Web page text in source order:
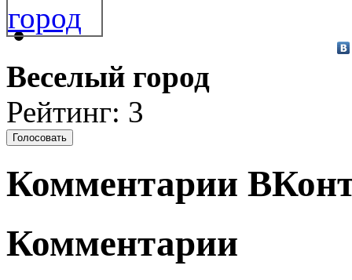
Веселый город
Рейтинг: 3
Комментарии
Комментарии